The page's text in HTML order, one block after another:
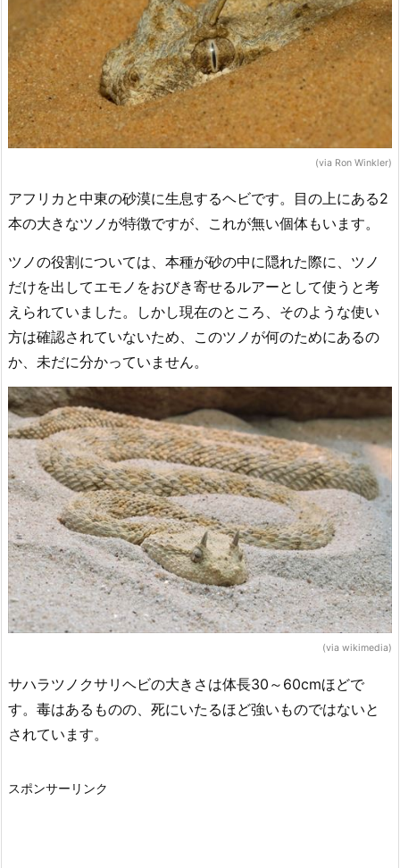
(via Ron Winkler)
アフリカと中東の砂漠に生息するヘビです。目の上にある2
本の大きなツノが特徴ですが、これが無い個体もいます。
ツノの役割については、本種が砂の中に隠れた際に、ツノ
だけを出してエモノをおびき寄せるルアーとして使うと考
えられていました。しかし現在のところ、そのような使い
方は確認されていないため、このツノが何のためにあるの
か、未だに分かっていません。
(via wikimedia)
サハラツノクサリヘビの大きさは体長30～60cmほどで
す。毒はあるものの、死にいたるほど強いものではないと
されています。
スポンサーリンク